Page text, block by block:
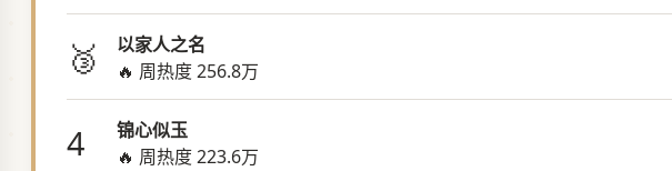
🥉
以家人之名
🔥 周热度 256.8万
4
锦心似玉
🔥 周热度 223.6万